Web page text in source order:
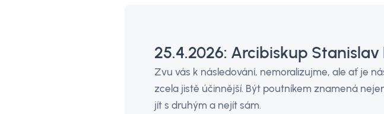
25.4.2026: Arcibiskup
Zvu vás k následování, nemoralizujme, ale ať je
zcela jistě účinnější. Být poutníkem znamená
jít s druhým a nejít sám.